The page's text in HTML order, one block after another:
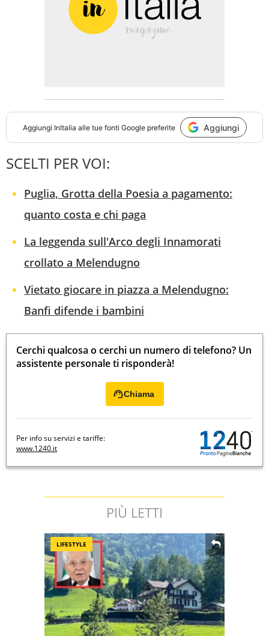
Aggiungi InItalia alle tue fonti Google preferite Aggiungi
SCELTI PER VOI:
Puglia, Grotta della Poesia a pagamento:
quanto costa e chi paga
La leggenda sull'Arco degli Innamorati
crollato a Melendugno
Vietato giocare in piazza a Melendugno:
Banfi difende i bambini
Cerchi qualcosa o cerchi un numero di telefono? Un
assistente personale ti risponderà!
Chiama
Per info su servizi e tariffe:
www.1240.it
PIÙ LETTI
LIFESTYLE